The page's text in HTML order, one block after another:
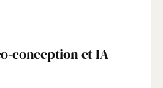
conception et IA